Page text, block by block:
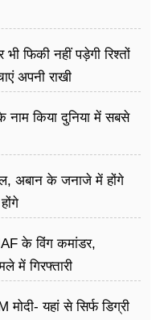
फिकी नहीं पड़ेगी रिश्तों
अपनी राखी
नाम किया दुनिया में सबसे
अबान के जनाजे में होंगे
के विंग कमांडर,
में गिरफ्तारी
मोदी- यहां से सिर्फ डिग्री